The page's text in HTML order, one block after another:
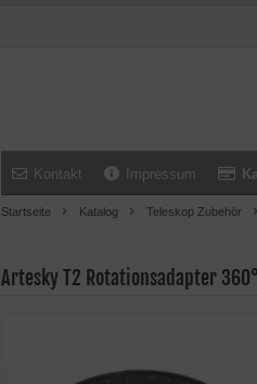
Kontakt Impressum
Startseite Katalog Teleskop Zubehör
Artesky T2 Rotationsadapter